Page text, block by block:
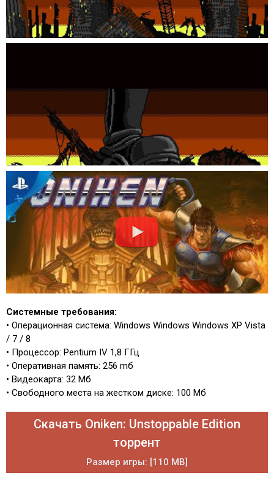
Системные требования:
• Операционная система: Windows Windows Windows XP Vista
/ 7 / 8
• Процессор: Pentium IV 1,8 ГГц
• Оперативная память: 256 mб
• Видеокарта: 32 Мб
• Свободного места на жестком диске: 100 Мб
Скачать Oniken: Unstoppable Edition
торрент
Размер игры: [110 MB]